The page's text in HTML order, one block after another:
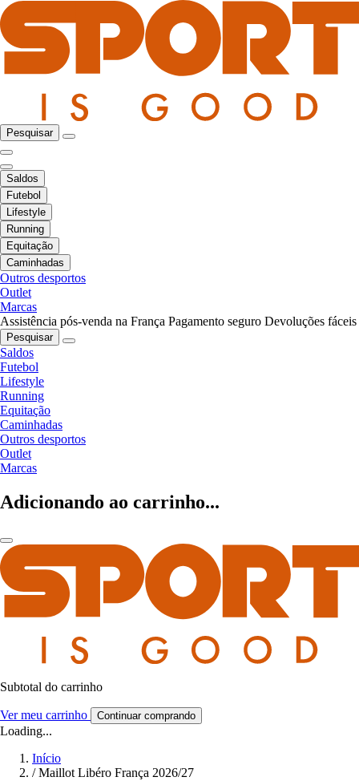
Pesquisar
Saldos
Futebol
Lifestyle
Running
Equitação
Caminhadas
Outros desportos
Outlet
Marcas
Assistência pós-venda na França Pagamento seguro Devoluções fáceis
Pesquisar
Saldos
Futebol
Lifestyle
Running
Equitação
Caminhadas
Outros desportos
Outlet
Marcas
Adicionando ao carrinho...
Subtotal do carrinho
Ver meu carrinho Continuar comprando
Loading...
Início
/ Maillot Libéro França 2026/27